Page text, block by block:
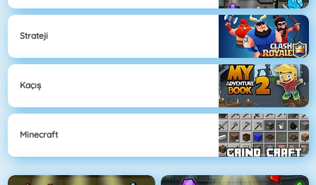
Strateji
Kaçış
Minecraft